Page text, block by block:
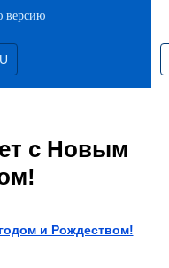
версию
с Новым
и Рождеством!